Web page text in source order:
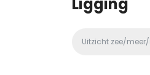
Uitzicht zee/